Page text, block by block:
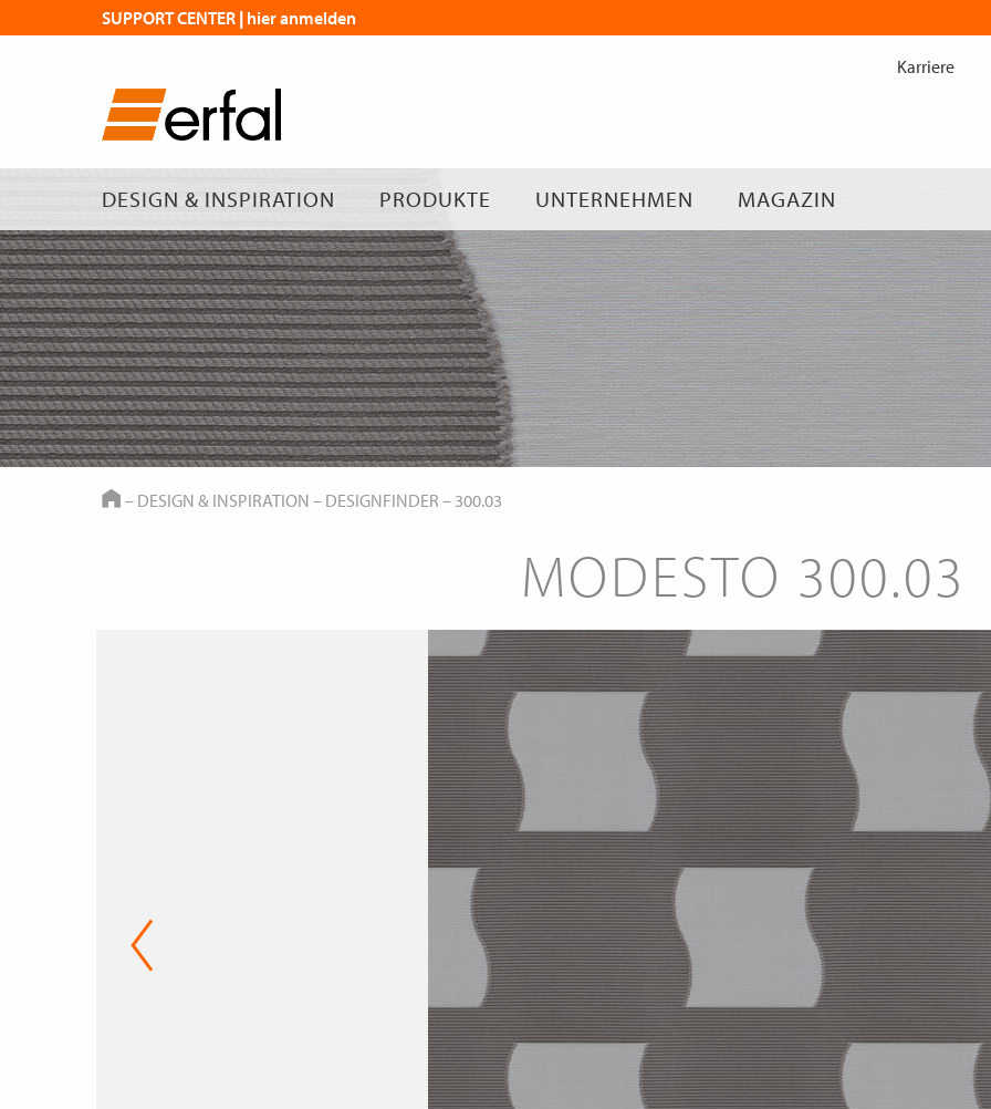
Inhalt
DESIGN & INSPIRATION PRODUKTE UNTERNEHMEN MAGAZIN
Karriere
SUPPORT CENTER | hier anmelden
HOME
– DESIGN & INSPIRATION – DESIGNFINDER – 300.03
MODESTO 300.03